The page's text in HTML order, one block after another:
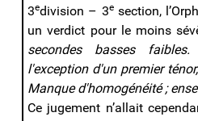
3edivision – 3esection,
un verdict pour le moins
secondes basses
l'exception d'un premier
Manque d'homogénéité ;
Ce jugement n’allait